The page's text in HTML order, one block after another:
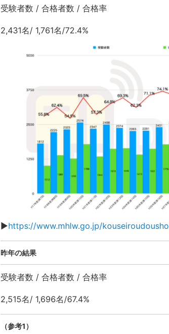
受験者数 / 合格者数 / 合格率
2,431名/ 1,761名/72.4%
▶︎https://www.mhlw.go.jp/
昨年の結果
受験者数 / 合格者数 / 合格率
2,515名/ 1,696名/67.4%
（参考1）